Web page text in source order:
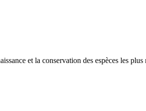
et la conservation des espèces les plus